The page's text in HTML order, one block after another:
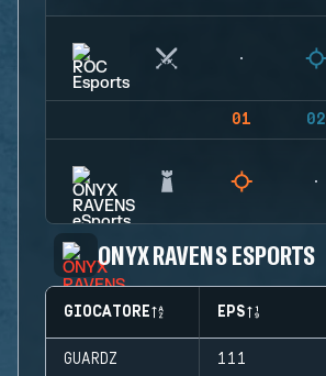
01 02
ONYX RAVENS ESPORTS
GIOCATORE EPS
GUARDZ 111